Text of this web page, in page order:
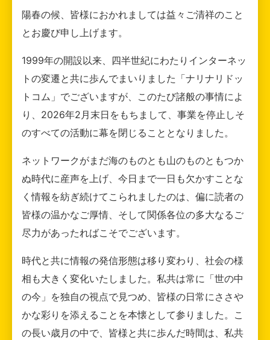
陽春の候、皆様におかれましては益々ご清祥のこと
とお慶び申し上げます。
1999年の開設以来、四半世紀にわたりインターネッ
トの変遷と共に歩んでまいりました「ナリナリドッ
トコム」でございますが、このたび諸般の事情によ
り、2026年2月末日をもちまして、事業を停止しそ
のすべての活動に幕を閉じることとなりました。
ネットワークがまだ海のものとも山のものともつか
ぬ時代に産声を上げ、今日まで一日も欠かすことな
く情報を紡ぎ続けてこられましたのは、偏に読者の
皆様の温かなご厚情、そして関係各位の多大なるご
尽力があったればこそでございます。
時代と共に情報の発信形態は移り変わり、社会の様
相も大きく変化いたしました。私共は常に「世の中
の今」を独自の視点で見つめ、皆様の日常にささや
かな彩りを添えることを本懐として参りました。こ
の長い歳月の中で、皆様と共に歩んだ時間は、私共